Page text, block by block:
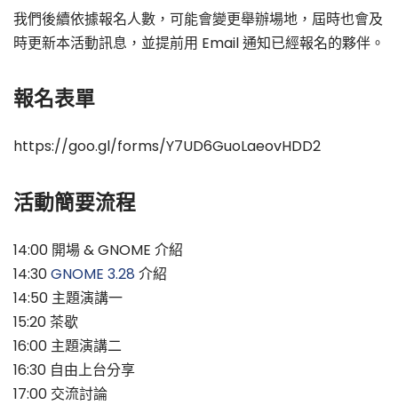
我們後續依據報名人數，可能會變更舉辦場地，屆時也會及
時更新本活動訊息，並提前用 Email 通知已經報名的夥伴。
報名表單
https://goo.gl/forms/Y7UD6GuoLaeovHDD2
活動簡要流程
14:00 開場 & GNOME 介紹
14:30GNOME 3.28 介紹
14:50 主題演講一
15:20 茶歇
16:00 主題演講二
16:30 自由上台分享
17:00 交流討論